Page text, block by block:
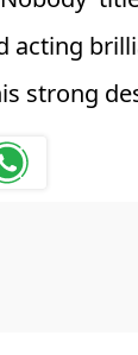
acting
strong